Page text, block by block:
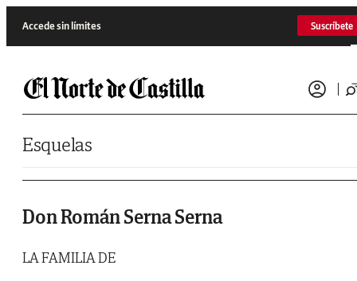
Accede sin límites Suscríbete
Esquelas
Don Román Serna Serna
LA FAMILIA DE